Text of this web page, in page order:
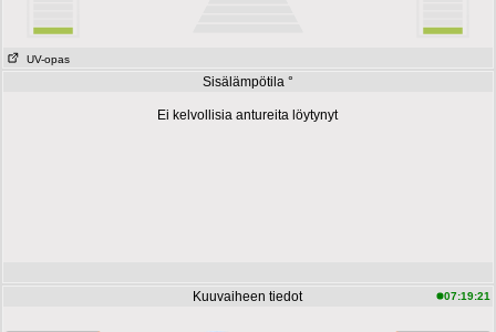
UV-opas
Sisälämpötila °
Ei kelvollisia antureita löytynyt
Kuuvaiheen tiedot 07:19:21